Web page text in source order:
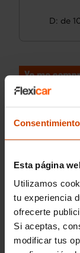
Consentimiento
Esta página
Utilizamos
tu experiencia
ofrecerte
Si aceptas,
modificar tus
D: de